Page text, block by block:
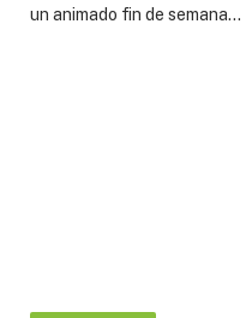
un animado fin de semana…